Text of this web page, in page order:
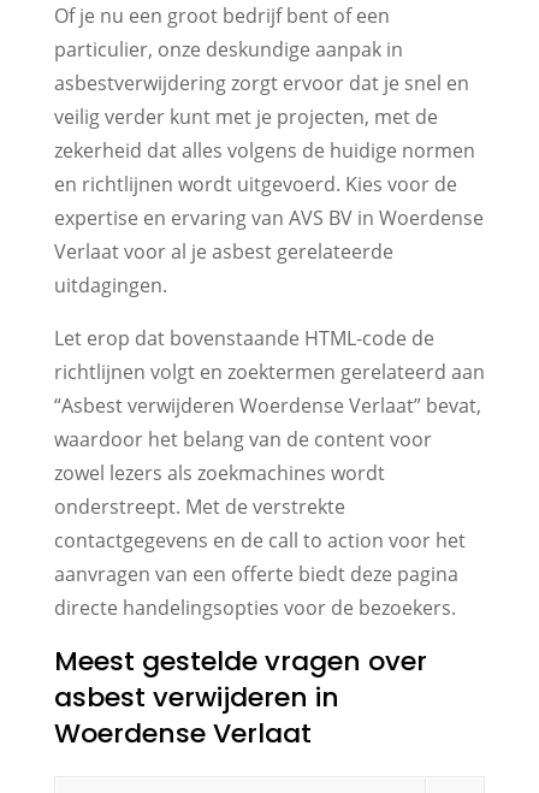
Of je nu een groot bedrijf bent of een
particulier, onze deskundige aanpak in
asbestverwijdering zorgt ervoor dat je snel en
veilig verder kunt met je projecten, met de
zekerheid dat alles volgens de huidige normen
en richtlijnen wordt uitgevoerd. Kies voor de
expertise en ervaring van AVS BV in Woerdense
Verlaat voor al je asbest gerelateerde
uitdagingen.
Let erop dat bovenstaande HTML-code de
richtlijnen volgt en zoektermen gerelateerd aan
“Asbest verwijderen Woerdense Verlaat” bevat,
waardoor het belang van de content voor
zowel lezers als zoekmachines wordt
onderstreept. Met de verstrekte
contactgegevens en de call to action voor het
aanvragen van een offerte biedt deze pagina
directe handelingsopties voor de bezoekers.
Meest gestelde vragen over
asbest verwijderen in
Woerdense Verlaat